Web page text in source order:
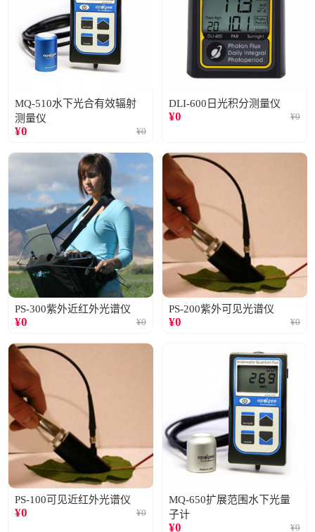
MQ-510水下光合有效辐射
测量仪
¥0 ¥0
DLI-600日光积分测量仪
¥0 ¥0
PS-300紫外近红外光谱仪
¥0 ¥0
PS-200紫外可见光谱仪
¥0 ¥0
PS-100可见近红外光谱仪
¥0 ¥0
MQ-650扩展范围水下光量
子计
¥0 ¥0